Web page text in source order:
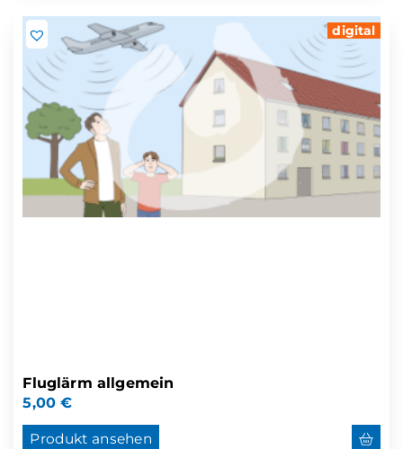
digital
Fluglärm allgemein
5,00€
Produkt ansehen